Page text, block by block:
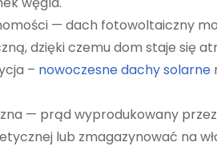
— dach fotowoltaiczny
dzięki czemu dom staje się
– nowoczesne dachy solarne
— prąd wyprodukowany
lub zmagazynować na